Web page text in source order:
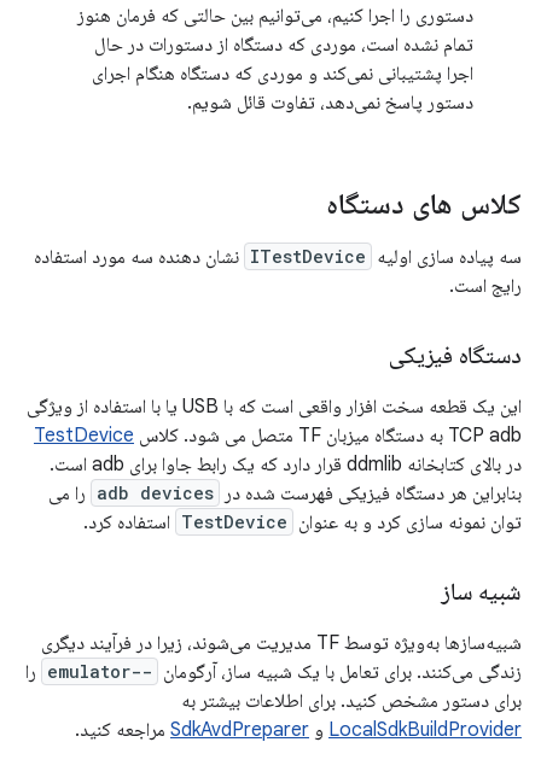
دستوری را اجرا کنیم، می‌توانیم بین حالتی که فرمان هنوز
تمام نشده است، موردی که دستگاه از دستورات در حال
اجرا پشتیبانی نمی‌کند و موردی که دستگاه هنگام اجرای
دستور پاسخ نمی‌دهد، تفاوت قائل شویم.
کلاس های دستگاه
سه پیاده سازی اولیه ITestDevice نشان دهنده سه مورد استفاده
رایج است.
دستگاه فیزیکی
این یک قطعه سخت افزار واقعی است که با USB یا با استفاده از ویژگی
TCP adb به دستگاه میزبان TF متصل می شود. کلاس
TestDevice
در بالای کتابخانه ddmlib قرار دارد که یک رابط جاوا برای adb است.
بنابراین هر دستگاه فیزیکی فهرست شده در
adb devices را می
توان نمونه سازی کرد و به عنوان TestDevice استفاده کرد.
شبیه ساز
شبیه‌سازها به‌ویژه توسط TF مدیریت می‌شوند، زیرا در فرآیند دیگری
زندگی می‌کنند. برای تعامل با یک شبیه ساز، آرگومان --emulator
را
برای دستور مشخص کنید. برای اطلاعات بیشتر به
LocalSdkBuildProvider و SdkAvdPreparer مراجعه کنید.